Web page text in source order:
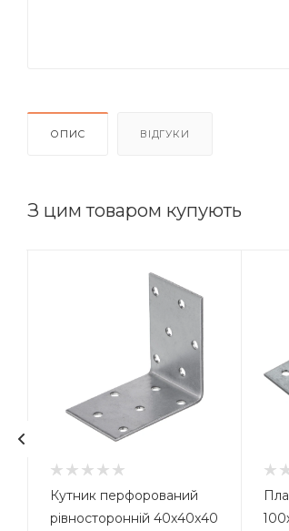
ОПИС ВІДГУКИ
З цим товаром купують
Кутник перфорований
рівносторонній 40x40x40